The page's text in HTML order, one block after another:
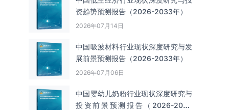
资趋势预测报告（2026-2033年）
2026年07月14日
中国吸波材料‌‌‌行业现状深度研究与发
展前景预测报告（2026-2033年）
2026年07月06日
中国婴幼儿奶粉行业现状深度研究与
投资前景预测报告（2026-2033